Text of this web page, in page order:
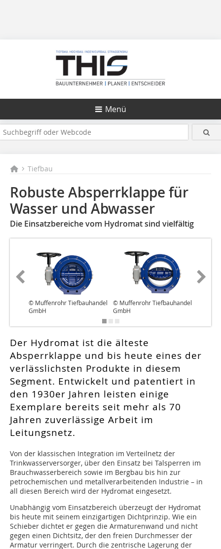
Menü
Tiefbau
Robuste Absperrklappe für
Wasser und Abwasser
Die Einsatzbereiche vom Hydromat sind vielfältig
© Muffenrohr Tiefbauhandel
GmbH
© Muffenrohr Tiefbauhandel
GmbH
Der Hydromat ist die älteste
Absperrklappe und bis heute eines der
verlässlichsten Produkte in diesem
Segment. Entwickelt und patentiert in
den 1930er Jahren leisten einige
Exemplare bereits seit mehr als 70
Jahren zuverlässige Arbeit im
Leitungsnetz.
Von der klassischen Integration im Verteilnetz der
Trinkwasserversorger, über den Einsatz bei Talsperren im
Brauchwasserbereich sowie im Bergbau bis hin zur
petrochemischen und metallverarbeitenden Industrie – in
all diesen Bereich wird der Hydromat eingesetzt.
Unabhängig vom Einsatzbereich überzeugt der Hydromat
bis heute mit seinem einzigartigen Dichtprinzip. Wie ein
Schieber dichtet er gegen die Armaturenwand und nicht
gegen einen Dichtsitz, der den freien Durchmesser der
Armatur verringert. Durch die zentrische Lagerung der